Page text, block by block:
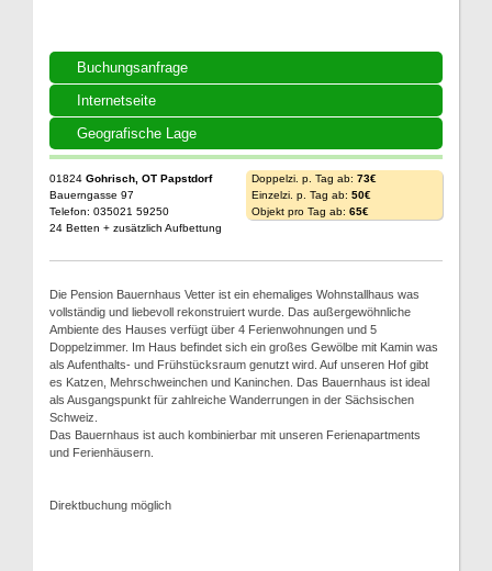
Buchungsanfrage
Internetseite
Geografische Lage
01824 Gohrisch, OT Papstdorf
Bauerngasse 97
Telefon: 035021 59250
24 Betten + zusätzlich Aufbettung
Doppelzi. p. Tag ab: 73€
Einzelzi. p. Tag ab: 50€
Objekt pro Tag ab: 65€
Die Pension Bauernhaus Vetter ist ein ehemaliges Wohnstallhaus was
vollständig und liebevoll rekonstruiert wurde. Das außergewöhnliche
Ambiente des Hauses verfügt über 4 Ferienwohnungen und 5
Doppelzimmer. Im Haus befindet sich ein großes Gewölbe mit Kamin was
als Aufenthalts- und Frühstücksraum genutzt wird. Auf unseren Hof gibt
es Katzen, Mehrschweinchen und Kaninchen. Das Bauernhaus ist ideal
als Ausgangspunkt für zahlreiche Wanderrungen in der Sächsischen
Schweiz.
Das Bauernhaus ist auch kombinierbar mit unseren Ferienapartments
und Ferienhäusern.
Direktbuchung möglich